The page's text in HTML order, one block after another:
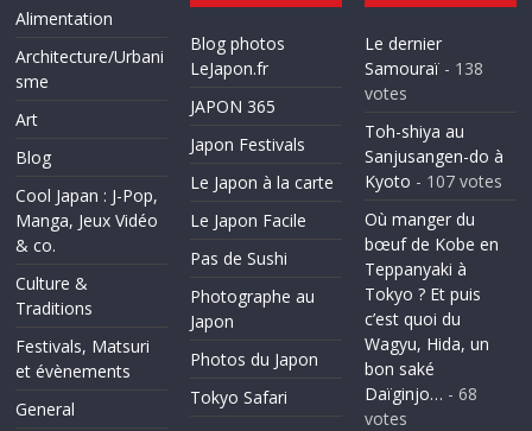
Alimentation
Architecture/Urbani
sme
Art
Blog
Cool Japan : J-Pop,
Manga, Jeux Vidéo
& co.
Culture &
Traditions
Festivals, Matsuri
et évènements
General
Blog photos
LeJapon.fr
JAPON 365
Japon Festivals
Le Japon à la carte
Le Japon Facile
Pas de Sushi
Photographe au
Japon
Photos du Japon
Tokyo Safari
Le dernier
Samouraï- 138
votes
Toh-shiya au
Sanjusangen-do à
Kyoto - 107 votes
Où manger du
bœuf de Kobe en
Teppanyaki à
Tokyo ? Et puis
c’est quoi du
Wagyu, Hida, un
bon saké
Daïginjo… - 68
votes